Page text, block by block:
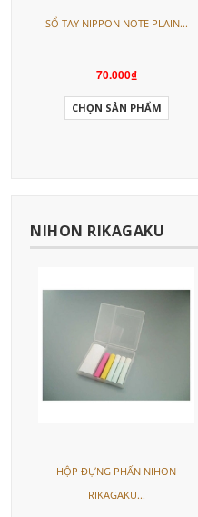
SỔ TAY NIPPON NOTE PLAIN...
70.000₫
CHỌN SẢN PHẨM
NIHON RIKAGAKU
HỘP ĐỰNG PHẤN NIHON
RIKAGAKU...